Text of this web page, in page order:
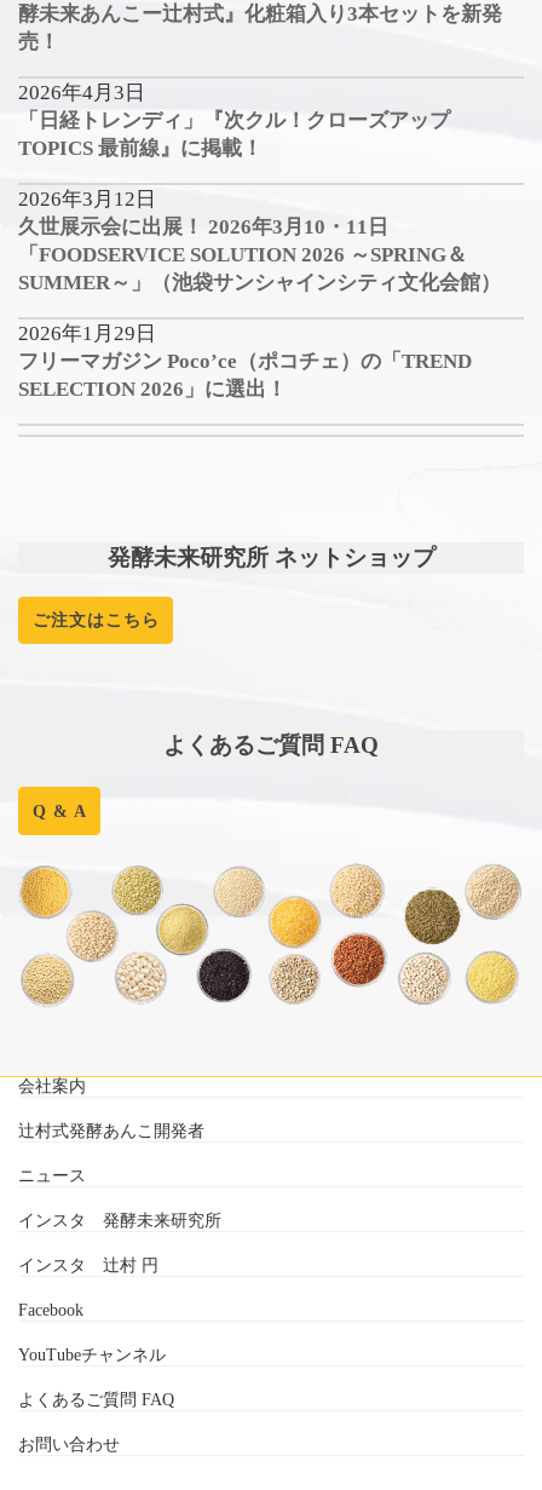
酵未来あんこー辻村式』化粧箱入り3本セットを新発
売！
2026年4月3日
「日経トレンディ」『次クル！クローズアップ
TOPICS 最前線』に掲載！
2026年3月12日
久世展示会に出展！ 2026年3月10・11日
「FOODSERVICE SOLUTION 2026 ～SPRING＆
SUMMER～」（池袋サンシャインシティ文化会館）
2026年1月29日
フリーマガジン Poco’ce（ポコチェ）の「TREND
SELECTION 2026」に選出！
発酵未来研究所 ネットショップ
ご注文はこちら
よくあるご質問 FAQ
Q & A
会社案内
辻村式発酵あんこ開発者
ニュース
インスタ 発酵未来研究所
インスタ 辻村 円
Facebook
YouTubeチャンネル
よくあるご質問 FAQ
お問い合わせ